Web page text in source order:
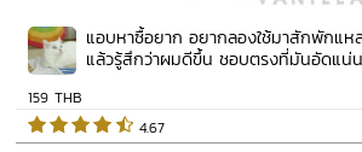
แอบหาซื้อยาก อยากลองใช้มาสักพักแห
แล้วรู้สึกว่าผมดีขึ้น ชอบตรงที่มันอัดแน่
159 THB
4.67